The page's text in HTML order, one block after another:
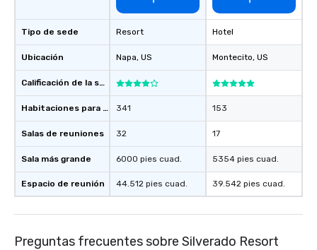
Tipo de sede
Ubicación
Calificación de la sede
Habitaciones para huéspedes
Salas de reuniones
Sala más grande
Espacio de reunión
Resort
Napa, US
341
32
6000 pies cuad.
44.512 pies cuad.
Hotel
Montecito, US
153
17
5354 pies cuad.
39.542 pies cuad.
Preguntas frecuentes sobre Silverado Resort